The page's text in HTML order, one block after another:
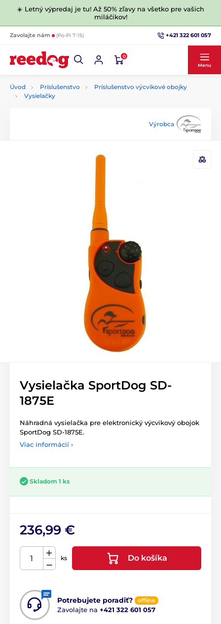
☀️ Letný výpredaj je tu! Až 50% zľavy na všetko pre vašich
miláčikov!
Zavolajte nám (Po-Pi 7-15) +421 322 601 057
0
Menu
Úvod Príslušenstvo
Príslušenstvo výcvikové obojky
Vysielačky
Výrobca
Vysielačka SportDog SD-
1875E
Náhradná vysielačka pre elektronický výcvikový obojok
SportDog SD-1875E.
Viac informácií ›
Skladom 1 ks
236,99 €
ks Do košíka
Potrebujete poradiť? offline
Zavolajte na +421 322 601 057